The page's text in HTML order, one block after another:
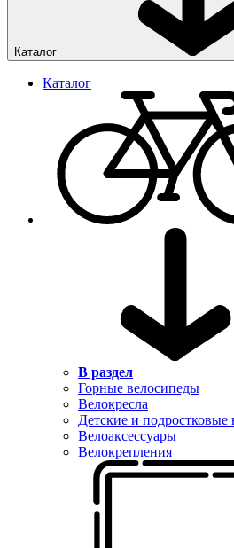
Каталог
Каталог
В раздел
Горные велосипеды
Велокресла
Детские и подростковые
Велоаксессуары
Велокрепления